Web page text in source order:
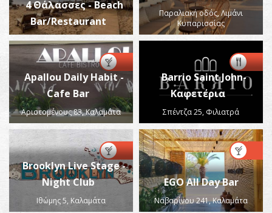
4 Θάλασσες - Beach
Bar/Restaurant
Παραλιακή οδός, Λιμάνι
Κυπαρισσίας
Apallou Daily Habit -
Cafe Bar
Αριστομένους 83, Καλαμάτα
Barrio Saint John-
Καφετέρια
Σπέντζα 25, Φιλιατρά
Brooklyn Live Stage -
Night Club
Ιθώμης 5, Καλαμάτα
EGO All Day Bar
Ναβαρίνου 241, Καλαμάτα